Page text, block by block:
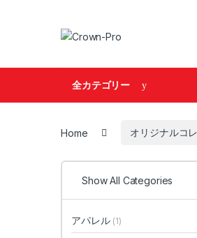
全カテゴリー
Home オリジナルコ
Show All Categories
アパレル (1)